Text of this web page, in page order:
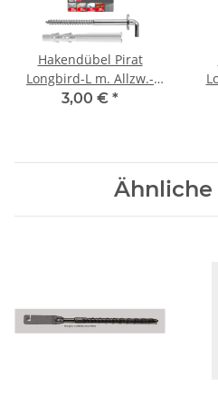
Hakendübel Pirat
Longbird-L m. Allzw.-
Rahmend. Tetrafix XL BL
3,00 € *